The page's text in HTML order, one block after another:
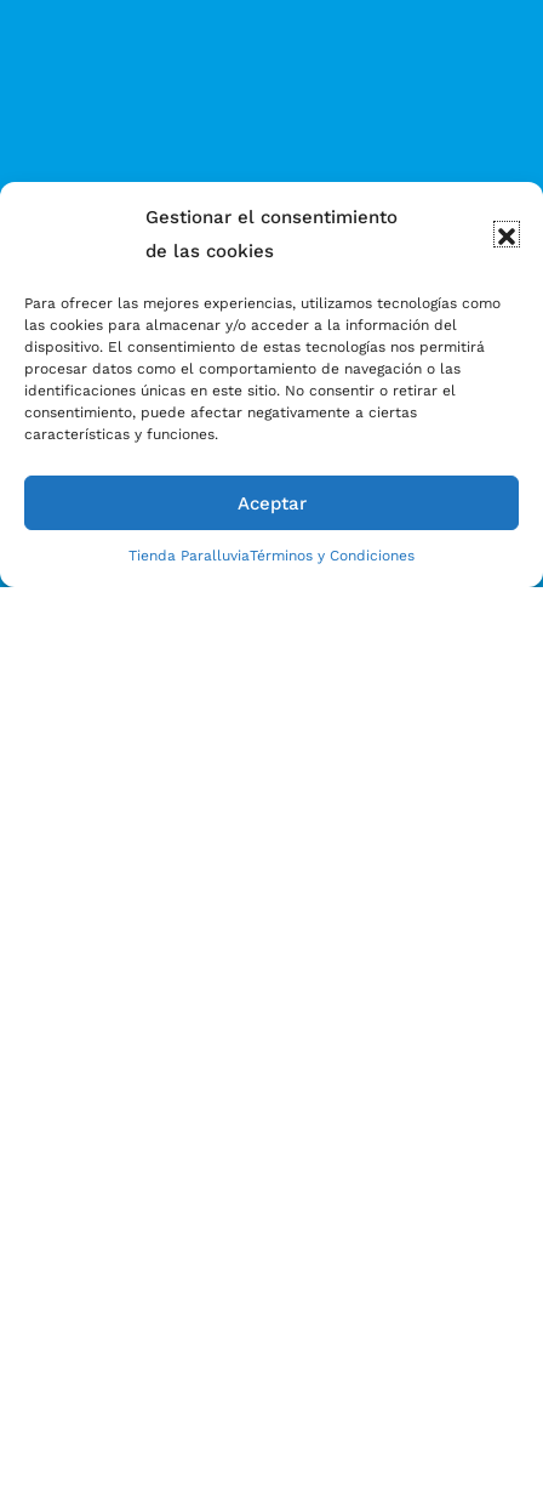
Gestionar el consentimiento
de las cookies
Para ofrecer las mejores experiencias, utilizamos tecnologías como
las cookies para almacenar y/o acceder a la información del
dispositivo. El consentimiento de estas tecnologías nos permitirá
procesar datos como el comportamiento de navegación o las
identificaciones únicas en este sitio. No consentir o retirar el
consentimiento, puede afectar negativamente a ciertas
características y funciones.
Aceptar
Tienda ParalluviaTérminos y Condiciones